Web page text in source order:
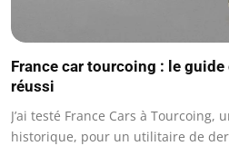
France car tourcoing : le
réussi
J’ai testé France Cars à Tourcoing,
historique, pour un utilitaire de